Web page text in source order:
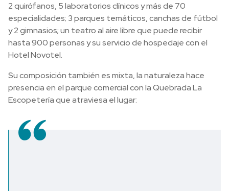
2 quirófanos, 5 laboratorios clínicos y más de 70
especialidades; 3 parques temáticos, canchas de fútbol
y 2 gimnasios; un teatro al aire libre que puede recibir
hasta 900 personas y su servicio de hospedaje con el
Hotel Novotel.
Su composición también es mixta, la naturaleza hace
presencia en el parque comercial con la Quebrada La
Escopetería que atraviesa el lugar: